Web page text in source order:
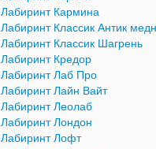
Лабиринт Кармина
Лабиринт Классик Антик
Лабиринт Классик Шагрень
Лабиринт Кредор
Лабиринт Лаб Про
Лабиринт Лайн Вайт
Лабиринт Леолаб
Лабиринт Лондон
Лабиринт Лофт